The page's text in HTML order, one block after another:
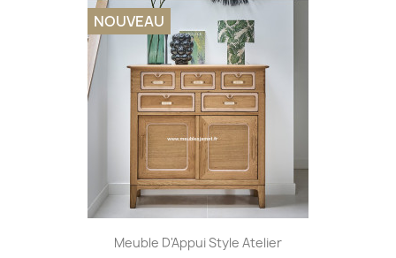
Meuble D'Appui Style Atelier
NOUVEAU